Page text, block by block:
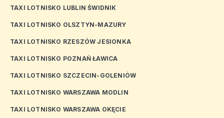
TAXI LOTNISKO LUBLIN ŚWIDNIK
TAXI LOTNISKO OLSZTYN-MAZURY
TAXI LOTNISKO RZESZÓW JESIONKA
TAXI LOTNISKO POZNAŃ ŁAWICA
TAXI LOTNISKO SZCZECIN-GOLENIÓW
TAXI LOTNISKO WARSZAWA MODLIN
TAXI LOTNISKO WARSZAWA OKĘCIE